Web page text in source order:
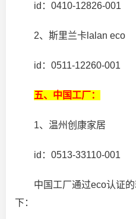
id：0410-12826-001
2、斯里兰卡lalan eco
id：0511-12260-001
五、中国工厂：
1、温州创康家居
id：0513-33110-001
中国工厂通过eco认证
下：